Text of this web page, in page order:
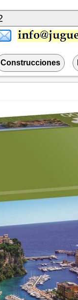
Construcciones